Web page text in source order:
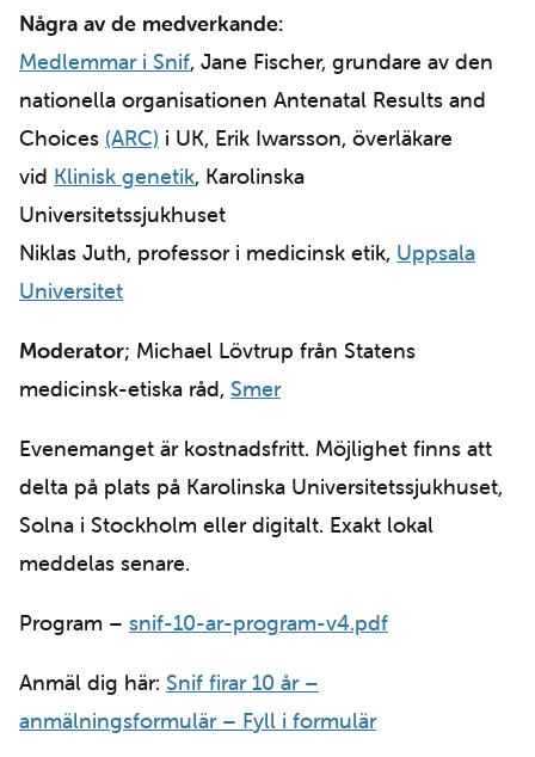
Några av de medverkande:
Medlemmar i Snif, Jane Fischer, grundare av den
nationella organisationen Antenatal Results and
Choices (ARC) i UK, Erik Iwarsson, överläkare
vid Klinisk genetik, Karolinska
Universitetssjukhuset
Niklas Juth, professor i medicinsk etik, Uppsala
Universitet
Moderator; Michael Lövtrup från Statens
medicinsk-etiska råd, Smer
Evenemanget är kostnadsfritt. Möjlighet finns att
delta på plats på Karolinska Universitetssjukhuset,
Solna i Stockholm eller digitalt. Exakt lokal
meddelas senare.
Program – snif-10-ar-program-v4.pdf
Anmäl dig här: Snif firar 10 år –
anmälningsformulär – Fyll i formulär